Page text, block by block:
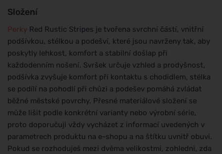
Složení
Perky Red Rustic Stripes je tvořena svrchní částí, vnitřní
podšívkou, stélkou a podešví, které jsou navrženy tak, aby
poskytly lehkost, komfort a stabilní došlap při
každodenním nošení. Svršek určuje vzhled a prodyšnost,
podšívka zvyšuje komfort při kontaktu s chodidlem, stélka
se podílí na pohodlí při chůzi a podešev pomáhá zvládat
běžné městské povrchy. Přesné materiálové složení se
může lišit podle konkrétní varianty nebo výrobní série,
proto doporučuji vždy vycházet z informací uvedených v
parametrech produktu na e-shopu a na štítku uvnitř obuvi.
Pokud se rozhoduješ mezi dvěma velikostmi, zohledni, zda